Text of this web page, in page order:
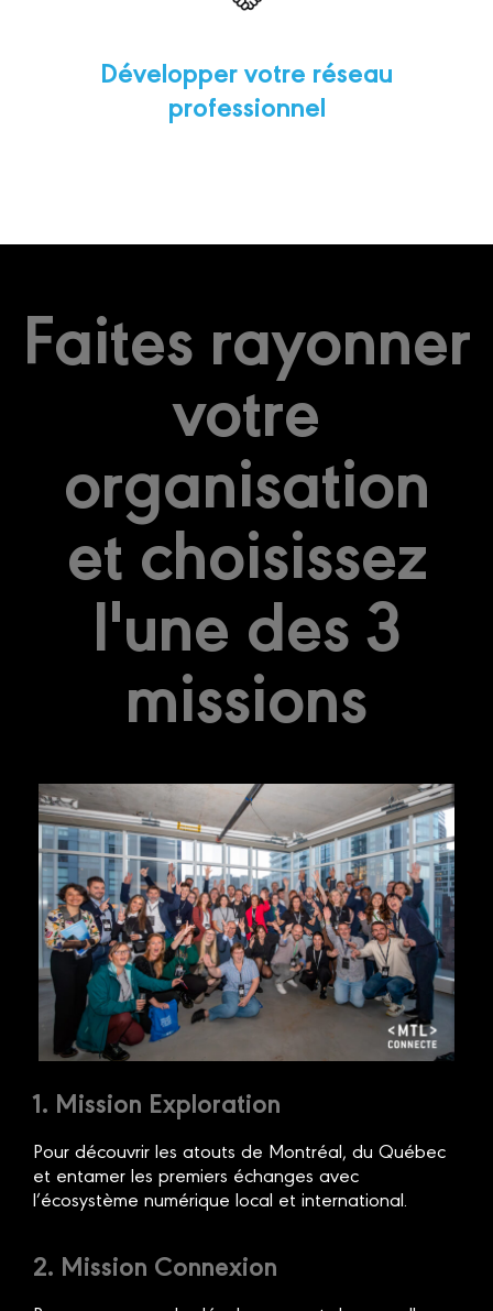
Développer votre réseau
professionnel
Faites rayonner
votre
organisation
et choisissez
l'une des 3
missions
1. Mission Exploration
Pour découvrir les atouts de Montréal, du Québec
et entamer les premiers échanges avec
l’écosystème numérique local et international.
2. Mission Connexion